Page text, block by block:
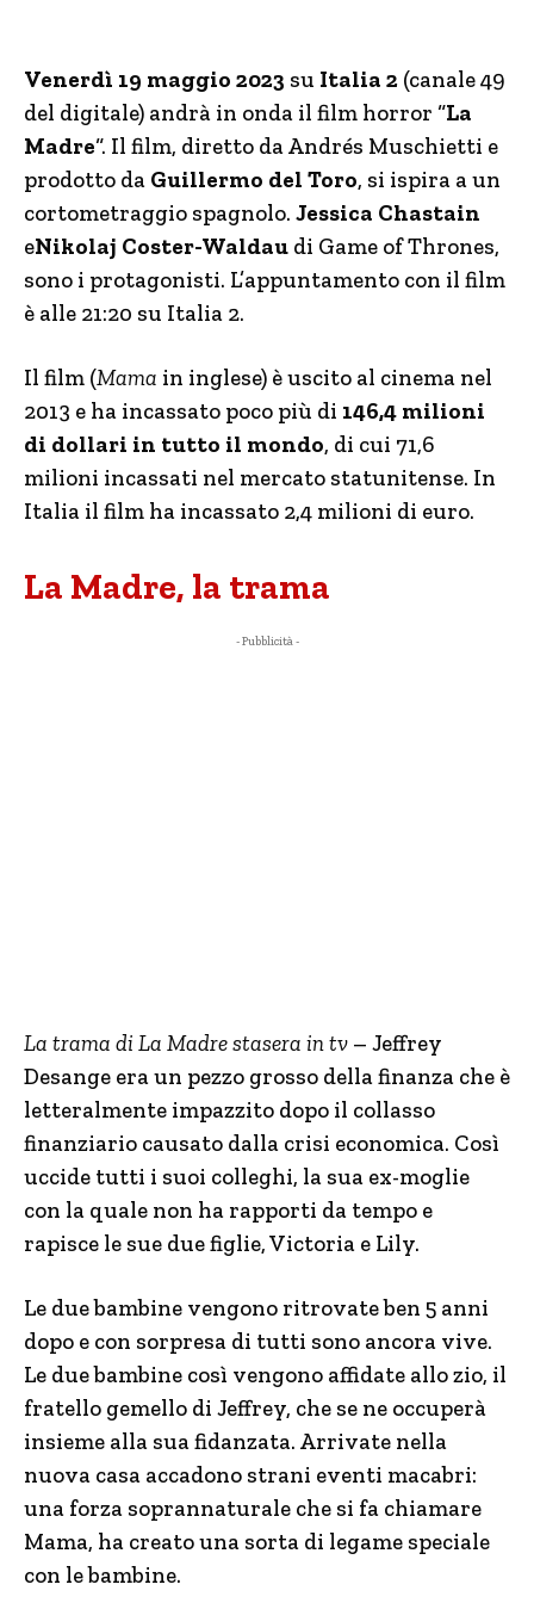
Venerdì 19 maggio 2023 su Italia 2 (canale 49
del digitale) andrà in onda il film horror “La
Madre“. Il film, diretto da Andrés Muschietti e
prodotto da Guillermo del Toro, si ispira a un
cortometraggio spagnolo. Jessica Chastain
eNikolaj Coster-Waldau di Game of Thrones,
sono i protagonisti. L’appuntamento con il film
è alle 21:20 su Italia 2.
Il film (Mama in inglese) è uscito al cinema nel
2013 e ha incassato poco più di 146,4 milioni
di dollari in tutto il mondo, di cui 71,6
milioni incassati nel mercato statunitense. In
Italia il film ha incassato 2,4 milioni di euro.
La Madre, la trama
- Pubblicità -
La trama di La Madre stasera in tv – Jeffrey
Desange era un pezzo grosso della finanza che è
letteralmente impazzito dopo il collasso
finanziario causato dalla crisi economica. Così
uccide tutti i suoi colleghi, la sua ex-moglie
con la quale non ha rapporti da tempo e
rapisce le sue due figlie, Victoria e Lily.
Le due bambine vengono ritrovate ben 5 anni
dopo e con sorpresa di tutti sono ancora vive.
Le due bambine così vengono affidate allo zio, il
fratello gemello di Jeffrey, che se ne occuperà
insieme alla sua fidanzata. Arrivate nella
nuova casa accadono strani eventi macabri:
una forza soprannaturale che si fa chiamare
Mama, ha creato una sorta di legame speciale
con le bambine.